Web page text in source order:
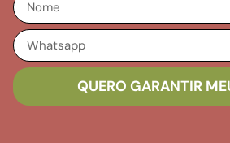
QUERO GARANTIR